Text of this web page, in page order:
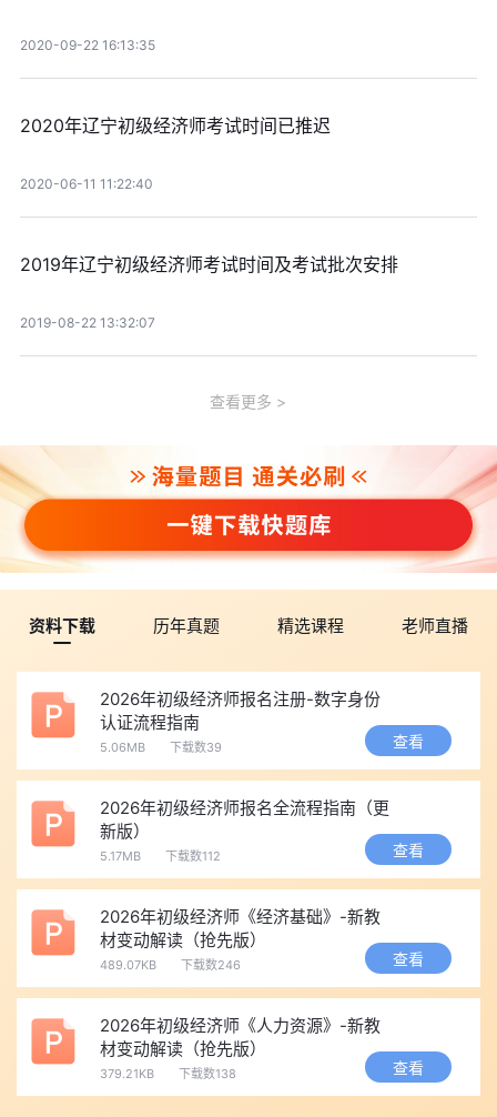
2020-09-22 16:13:35
2020年辽宁初级经济师考试时间已推迟
2020-06-11 11:22:40
2019年辽宁初级经济师考试时间及考试批次安排
2019-08-22 13:32:07
查看更多
资料下载 历年真题 精选课程 老师直播
2026年初级经济师报名注册-数字身份
认证流程指南
5.06MB 下载数39 查看
2026年初级经济师报名全流程指南（更
新版）
5.17MB 下载数112 查看
2026年初级经济师《经济基础》-新教
材变动解读（抢先版）
489.07KB 下载数246 查看
2026年初级经济师《人力资源》-新教
材变动解读（抢先版）
379.21KB 下载数138 查看